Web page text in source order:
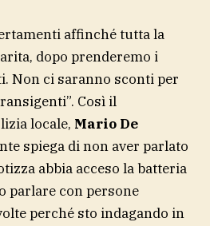
affinché tutta la
dopo prenderemo i
Non ci saranno sconti per
Così il
locale, Mario De
spiega di non aver parlato
abbia acceso la batteria
parlare con persone
perché sto indagando in